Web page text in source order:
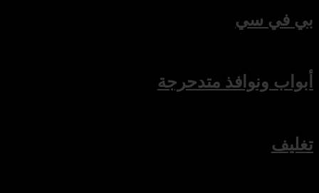
بي في سي
أبواب ونوافذ متدحرجة
تغليف